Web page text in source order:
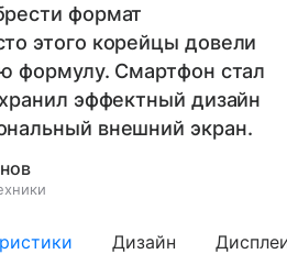
формат
этого корейцы довели
формулу. Смартфон стал
эффектный дизайн
внешний экран.
Дизайн